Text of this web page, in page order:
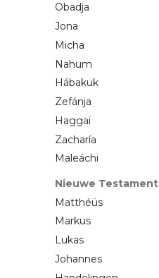
Obadja
Jona
Micha
Nahum
Hábakuk
Zefánja
Haggaï
Zacharía
Maleáchi
Nieuwe Testament
Matthéüs
Markus
Lukas
Johannes